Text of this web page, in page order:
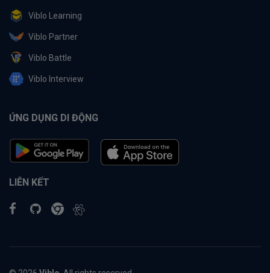
Viblo Learning
Viblo Partner
Viblo Battle
Viblo Interview
ỨNG DỤNG DI ĐỘNG
LIÊN KẾT